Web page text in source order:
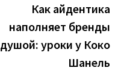
Как айдентика
наполняет бренды
душой: уроки у Коко
Шанель